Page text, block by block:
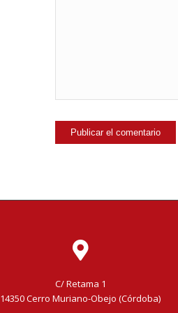
C/ Retama 1
14350 Cerro Muriano-Obejo (Córdoba)